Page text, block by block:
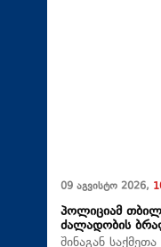
09 აგვისტო 2026,
პოლიციამ
ძალადობის